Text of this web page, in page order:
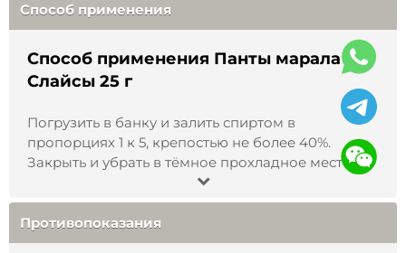
Считается, что продукты на основе пантов могут
способствовать поддержанию общего тонуса
организма, особенно в период повышенных
Почему настоящиеалтайские
панты дорого стоят
Способ применения
Способ применения Панты марала
Слайсы 25 г
Погрузить в банку и залить спиртом в
пропорциях 1 к 5, крепостью не более 40%.
Закрыть и убрать в тёмное прохладное место на
30 дней. Процедить и пить по чайной ложке за
30 мин до еды 3 раза в день. Продолжительность
курса 30 дней.
Чай: 2,5 грамма измельчённых слайс залить 200
Противопоказания